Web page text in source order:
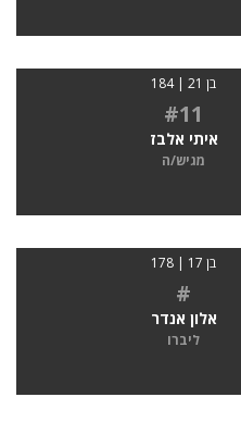
בן 21 | 184
#11
איתי אלבז
מגיש/ה
בן 17 | 178
#
אלון אנדר
ליברו